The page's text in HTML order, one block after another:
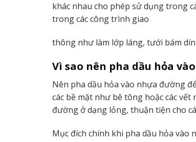
khác nhau cho phép sử dụng trong
trong các công trình giao
thông như làm lớp láng, tưới bám
Vì sao nên pha dầu hỏa
Nên pha dầu hỏa vào nhựa đường
các bề mặt như bê tông hoặc các
đường ở dạng lỏng, thuận tiện cho
Mục đích chính khi pha dầu hỏa vào